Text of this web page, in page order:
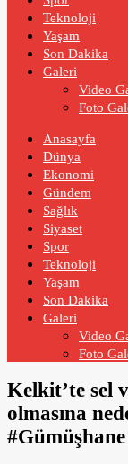
Teknoloji
Yaşam
Son Dakika
Galeri
Video
Foto
Anasayfa
Dünya
Ekonomi
Gündem
Sağlık
Siyaset
Spor
Teknoloji
Yaşam
Son Dakika
Galeri
Video
Foto
Kelkit’te sel
olmasına